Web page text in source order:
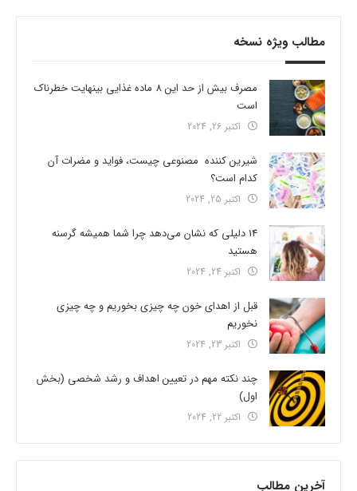
مطالب ویژه نسخه
مصرف بیش از حد این 8 ماده غذایی بینهایت خطرناک
است
اکتبر 26, 2024
شیرین کننده مصنوعی چیست، فواید و مضرات آن
کدام است؟
اکتبر 25, 2024
14 دلیلی که نشان می‌دهد چرا شما همیشه گرسنه
هستید
اکتبر 24, 2024
قبل از اهدای خون چه چیزی بخوریم و چه چیزی
نخوریم
اکتبر 23, 2024
چند نکته مهم در تعیین اهداف و رشد شخصی (بخش
اول)
اکتبر 22, 2024
آخرین مطالب